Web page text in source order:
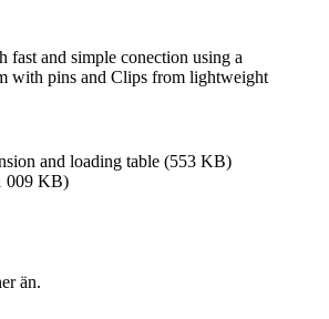
and simple conection using a
with pins and Clips from lightweight
and loading table (553 KB)
009 KB)
än.